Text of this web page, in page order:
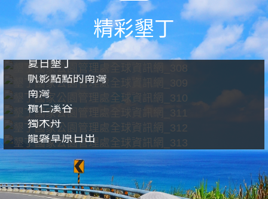
精彩墾丁
夏日墾丁
帆影點點的南灣
南灣
欖仁溪谷
獨木舟
龍磐草原日出